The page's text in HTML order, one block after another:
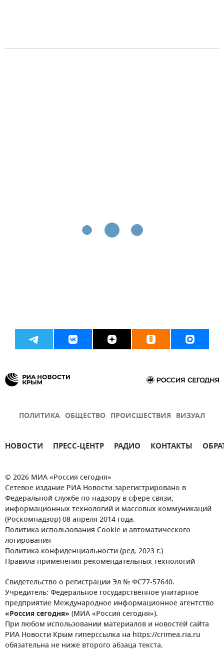
ПОЛИТИКА ОБЩЕСТВО ПРОИСШЕСТВИЯ ВИЗУАЛ
НОВОСТИ ПРЕСС-ЦЕНТР РАДИО КОНТАКТЫ
© 2026 МИА «Россия сегодня»
Сетевое издание РИА Новости зарегистрировано в
Федеральной службе по надзору в сфере связи,
информационных технологий и массовых коммуникаций
(Роскомнадзор) 08 апреля 2014 года.
Политика использования Cookie и автоматического
логирования
Политика конфиденциальности (ред. 2023 г.)
Правила применения рекомендательных технологий
Свидетельство о регистрации Эл № ФС77-57640.
Учредитель: Федеральное государственное унитарное
предприятие Международное информационное агентство
«Россия сегодня» (МИА «Россия сегодня»).
При любом использовании материалов и новостей сайта
РИА Новости Крым гиперссылка на https://crimea.ria.ru
обязательна не ниже второго абзаца текста.